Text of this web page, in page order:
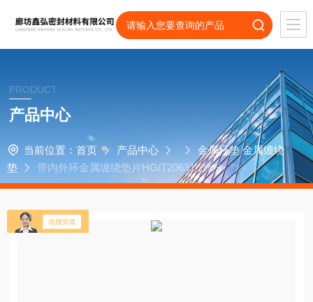
PRODUCT
产品中心
当前位置： 首页 产品中心
金属环垫 金属缠绕
垫
带内外环金属缠绕垫片HG/T20631-2009